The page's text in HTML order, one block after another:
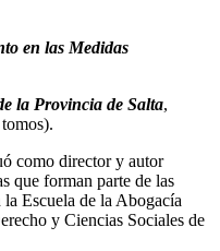
en las Medidas
la Provincia de Salta,
como director y autor
que forman parte de las
Escuela de la Abogacía
y Ciencias Sociales de